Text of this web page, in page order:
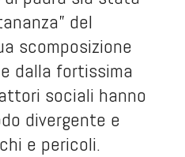
del
scomposizione
dalla fortissima
sociali hanno
divergente e
e pericoli.